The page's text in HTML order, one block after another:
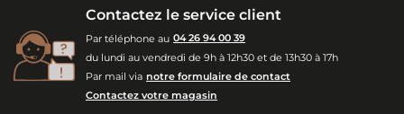
Contactez le service client
Par téléphone au 04 26 94 00 39
du lundi au vendredi de 9h à 12h30 et de 13h30 à 17h
Par mail via notre formulaire de contact
Contactez votre magasin